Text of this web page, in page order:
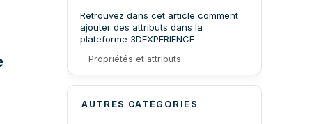
Retrouvez dans cet article comment
ajouter des attributs dans la
plateforme 3DEXPERIENCE
Propriétés et attributs.
AUTRES CATÉGORIES